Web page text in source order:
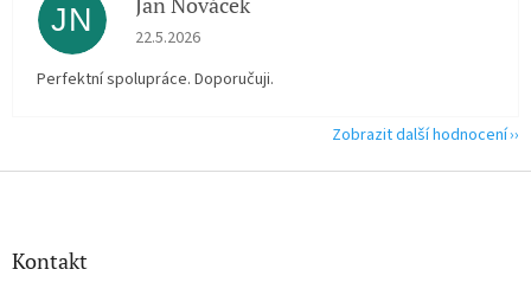
JN Hodnocení obchodu je 5 z 5 hvězdiček.
22.5.2026
Perfektní spolupráce. Doporučuji.
Zobrazit další hodnocení
Z
Kontakt